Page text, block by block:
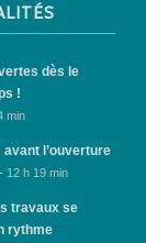
dès le
!
min
l’ouverture
12 h 19 min
travaux se
rythme